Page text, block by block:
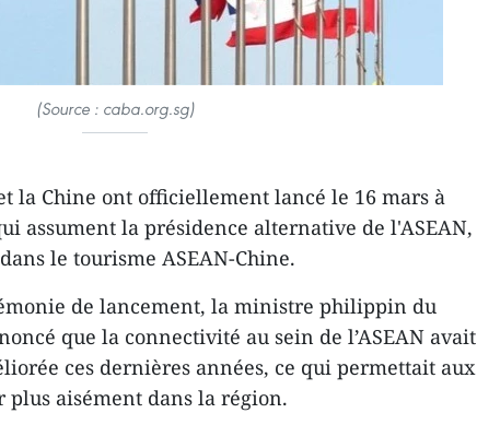
(Source : caba.org.sg)
la Chine ont officiellement lancé le 16 mars à
assument la présidence alternative de l'ASEAN,
le tourisme ASEAN-Chine.
de lancement, la ministre philippin du
que la connectivité au sein de l’ASEAN avait
ces dernières années, ​ce qui permettait aux
plus aisément dans la région.